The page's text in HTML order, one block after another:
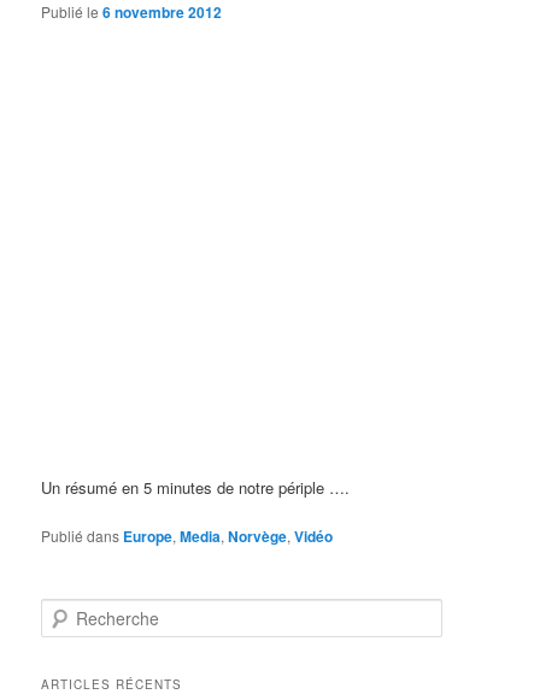
Publié le6 novembre 2012
Un résumé en 5 minutes de notre périple ….
Publié dans Europe,Media,Norvège,Vidéo
e
h
ARTICLES RÉCENTS